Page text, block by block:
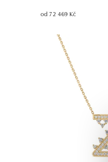
od 72 469 Kč